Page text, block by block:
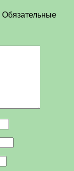
Обязательные